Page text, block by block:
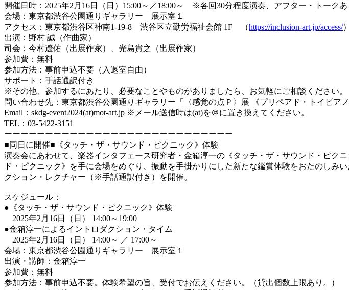
開催日時：2025年2月16日（日）15:00～／18:00～ ※各回30分程度演奏、アフター・トークあ
会場：東京都渋谷公園通りギャラリー 展示室１
アクセス：東京都渋谷区神南1-19-8 渋谷区立勤労福祉会館 1F （https://inclusion-art.jp/access/）
出演：野村 誠（作曲家）
司会：今村遼佑（出展作家）、光島貴之（出展作家）
参加費：無料
参加方法：事前申込不要（入退室自由）
サポート：手話通訳付き
※その他、参加するにあたり、必要なことやものがありましたら、お気軽にご相談ください。
問い合わせ先：東京都渋谷公園通りギャラリー「〈感覚の点Ｐ〉展 《プリペアド・トイピア
Email：skdg-event2024(at)mot-art.jp ※メール送信時は(at)を＠に置き換えてください。
TEL：03-5422-3151
ーーーーーーーーーーーーーーーーーーーーーーーーーーーー
■同日に開催■《タッチ・ザ・サウンド・ピクニック》体験
演奏会にあわせて、楽器インタフェース研究者・金箱淳一の《タッチ・ザ・サウンド・ピク
ド・ピクニック》を手に会場をめぐり、振動を手掛かりにした新たな鑑賞体験をおたのし
クション・レクチャー（※手話通訳付き）を開催。
スケジュール：
●《タッチ・ザ・サウンド・ピクニック》体験
2025年2月16日（日） 14:00～19:00
●金箱淳一によるイントロダクション・タイム
2025年2月16日（日） 14:00～ ／ 17:00～
会場：東京都渋谷公園通りギャラリー 展示室１
出演・講師：金箱淳一
参加費：無料
参加方法：事前申込不要。体験希望の旨、受付でお伝えください。（貸出個数上限あり。）